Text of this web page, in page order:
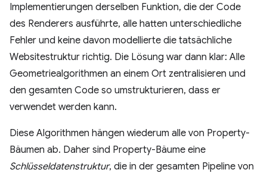
Implementierungen derselben Funktion, die der Code
des Renderers ausführte, alle hatten unterschiedliche
Fehler und keine davon modellierte die tatsächliche
Websitestruktur richtig. Die Lösung war dann klar: Alle
Geometriealgorithmen an einem Ort zentralisieren und
den gesamten Code so umstrukturieren, dass er
verwendet werden kann.
Diese Algorithmen hängen wiederum alle von Property-
Bäumen ab. Daher sind Property-Bäume eine
Schlüsseldatenstruktur, die in der gesamten Pipeline von